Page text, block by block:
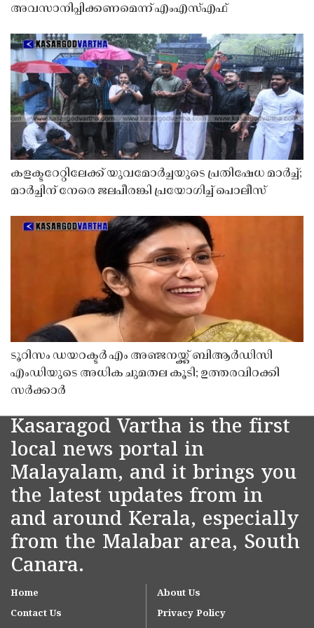
അവസാനിപ്പിക്കണമെന്ന് എംഎസ്എഫ്
കളക്ടറേറ്റിലേക്ക് യുവമോർച്ചയുടെ പ്രതിഷേധ മാർച്ച്;
മാർച്ചിന് നേരെ ജലപീരങ്കി പ്രയോഗിച്ച് പൊലീസ്
ടൂറിസം ഡയറക്ടർ എം അഞ്ജനയ്ക്ക് ബിആർഡിസി
എംഡിയുടെ അധിക ചുമതല കൂടി; ഉത്തരവിറക്കി
സർക്കാർ
Kasaragod Vartha is the first
local news portal in
Malayalam, and it brings you
the latest updates from in
and around Kerala, especially
from the Malabar area, South
Canara.
Home
About Us
Contact Us
Privacy Policy